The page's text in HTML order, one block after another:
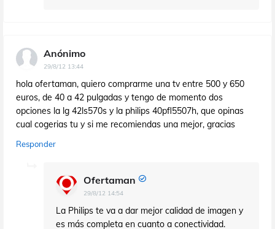
Anónimo
29/8/12 13:44
hola ofertaman, quiero comprarme una tv entre 500 y 650
euros, de 40 a 42 pulgadas y tengo de momento dos
opciones la lg 42ls570s y la philips 40pfl5507h, que opinas
cual cogerias tu y si me recomiendas una mejor, gracias
Responder
Ofertaman
29/8/12 14:54
La Philips te va a dar mejor calidad de imagen y
es más completa en cuanto a conectividad.